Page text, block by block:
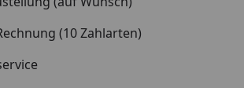
auf der
durch Ausbringen mit dem
(10 Zahlarten)